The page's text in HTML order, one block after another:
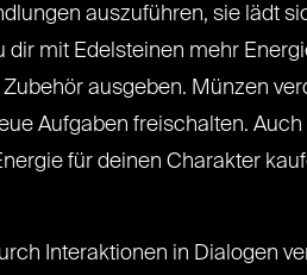
auszuführen, sie lädt
dir mit Edelsteinen mehr
ausgeben. Münzen
Aufgaben freischalten.
für deinen Charakter
Interaktionen in Dialogen